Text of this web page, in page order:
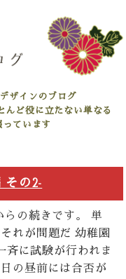
ザインのブログ
んど役に立たない単なる
ています
その2-
らの続きです。 単
れが問題だ 幼稚園
斉に試験が行われま
の昼前には合否が